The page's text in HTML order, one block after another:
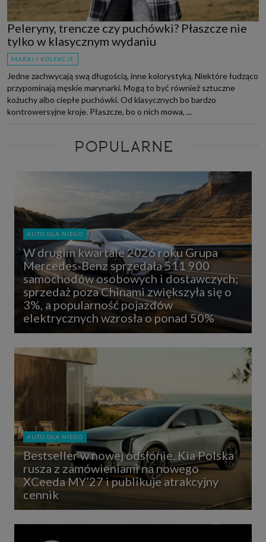
Peleryny, trencze czy puchówki? Płaszcze nie
tylko w klasycznym wydaniu
MARKI I KOLEKCJE
Jedne zachwycają swą długością, inne kolorystyką. Niektóre łudząco
przypominają męskie marynarki. Mogą to być również sztuczne
kożuchy albo ciepłe puchówki. Od klasycznych bo bardzo
kontrowersyjne kroje. Płaszcze, bo o nich mowa, ...
POPULARNE
AUTO DLA NIEGO
W drugim kwartale 2026 roku Grupa
Mercedes-Benz sprzedała 511 900
samochodów osobowych i dostawczych;
sprzedaż poza Chinami zwiększyła się o
3%, a popularność pojazdów
elektrycznych wzrosła o ponad 50%
AUTO DLA NIEGO
Bestseller w nowej odsłonie. Kia Polska
rusza z zamówieniami na nowego
XCeeda MY’27 i publikuje atrakcyjny
cennik